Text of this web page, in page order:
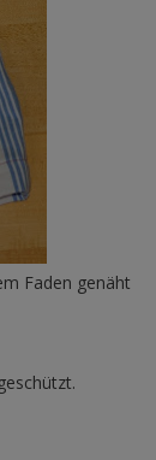
Faden genäht